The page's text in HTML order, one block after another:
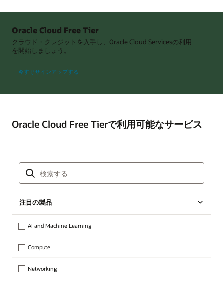
Oracle Cloud Free Tier
クラウド・クレジットを入手し、Oracle Cloud Servicesの利用
を開始しましょう。
今すぐサインアップする
Oracle Cloud Free Tierで利用可能なサービス
注目の製品
AI and Machine Learning
Compute
Networking